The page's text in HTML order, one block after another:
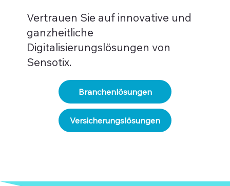
Vertrauen Sie auf innovative und
ganzheitliche
Digitalisierungslösungen von
Sensotix.
Branchenlösungen
Versicherungslösungen